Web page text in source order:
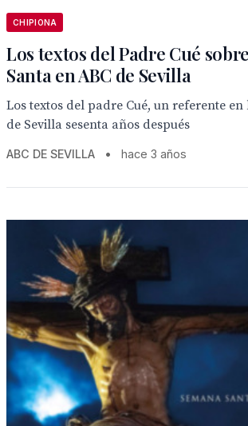
CHIPIONA
Los textos del Padre Cué
Santa en ABC de Sevilla
Los textos del padre Cué, un referente en
de Sevilla sesenta años después
ABC DE SEVILLA • hace 3 años